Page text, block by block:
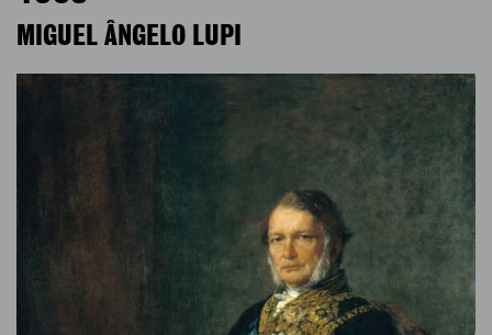
MIGUEL ÂNGELO LUPI